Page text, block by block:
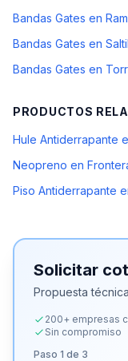
Bandas Gates en
Bandas Gates en
Bandas Gates en
PRODUCTOS
Hule Antiderrapante
Neopreno en
Piso Antiderrapante
Solicitar
Propuesta
200+ empresas
Sin compromiso
Paso 1 de 3